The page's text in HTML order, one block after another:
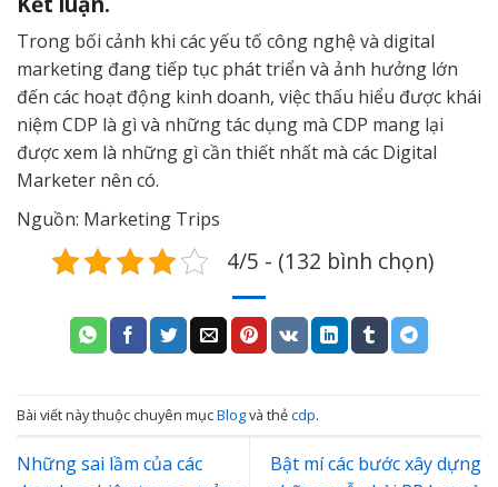
Trong bối cảnh khi các yếu tố công nghệ và digital
marketing đang tiếp tục phát triển và ảnh hưởng lớn
đến các hoạt động kinh doanh, việc thấu hiểu được khái
niệm CDP là gì và những tác dụng mà CDP mang lại
được xem là những gì cần thiết nhất mà các Digital
Marketer nên có.
Nguồn: Marketing Trips
4/5 - (132 bình chọn)
Bài viết này thuộc chuyên mụcBlogvà thẻcdp.
Những sai lầm của các
Bật mí các bước xây dựng